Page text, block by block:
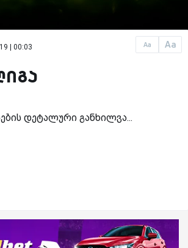
Aa Aa
| 00:03
დეტალური განხილვა...